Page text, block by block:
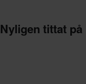
Nyligen tittat på